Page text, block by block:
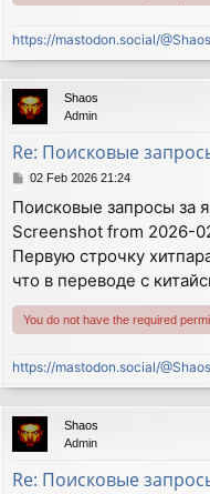
https://mastodon.social/@Shaos
Shaos
Admin
Re: Поисковые
P
s
t
02 Feb 2026 21:24
Поисковые запросы за
Screenshot from 2026-
Первую строчку
что в переводе с
You do not have the required
https://mastodon.social/@Shaos
Shaos
Admin
Re: Поисковые